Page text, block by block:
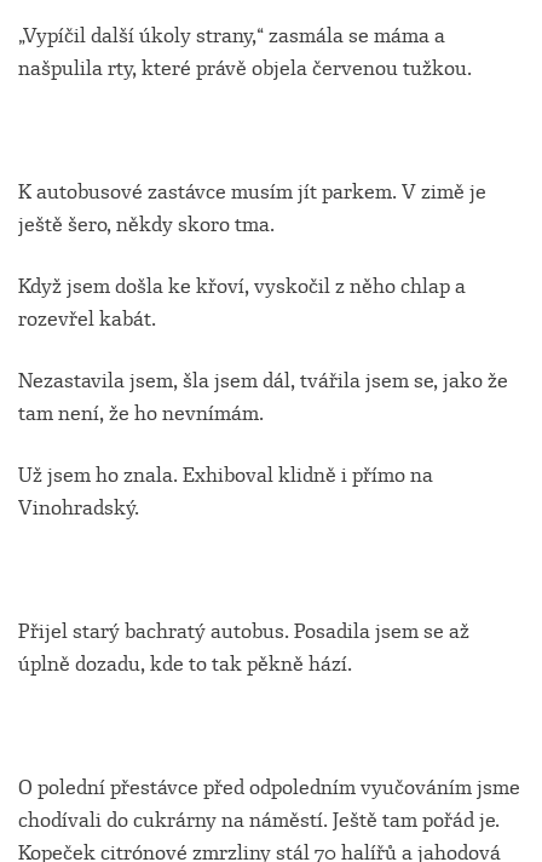
„Vypíčil další úkoly strany,“ zasmála se máma a
našpulila rty, které právě objela červenou tužkou.
K autobusové zastávce musím jít parkem. V zimě je
ještě šero, někdy skoro tma.
Když jsem došla ke křoví, vyskočil z něho chlap a
rozevřel kabát.
Nezastavila jsem, šla jsem dál, tvářila jsem se, jako že
tam není, že ho nevnímám.
Už jsem ho znala. Exhiboval klidně i přímo na
Vinohradský.
Přijel starý bachratý autobus. Posadila jsem se až
úplně dozadu, kde to tak pěkně hází.
O polední přestávce před odpoledním vyučováním jsme
chodívali do cukrárny na náměstí. Ještě tam pořád je.
Kopeček citrónové zmrzliny stál 70 halířů a jahodová